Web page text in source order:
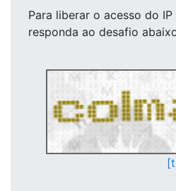
Para liberar o acesso do IP
responda ao desafio